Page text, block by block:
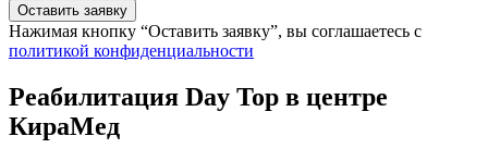
Оставить заявку
Нажимая кнопку “Оставить заявку”, вы соглашаетесь с
политикой конфиденциальности
Реабилитация Day Top в центре
КираМед